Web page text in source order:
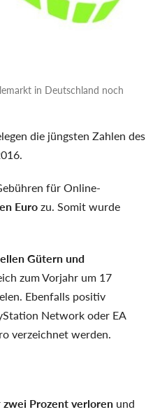
in Deutschland noch
die jüngsten Zahlen des
für Online-
Eurozu. Somit wurde
Gütern und
zum Vorjahr um 17
Ebenfalls positiv
Network oder EA
verzeichnet werden.
zwei Prozent verloren und